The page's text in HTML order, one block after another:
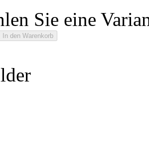
Sie eine
In den Warenkorb